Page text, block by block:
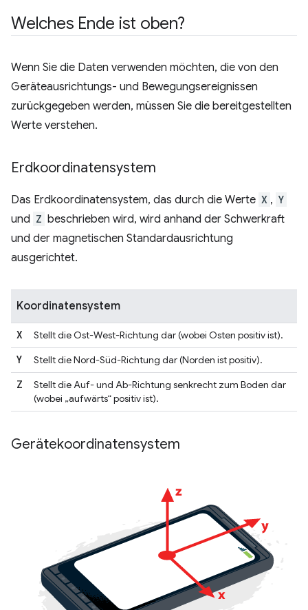
Welches Ende ist oben?
Wenn Sie die Daten verwenden möchten, die von den
Geräteausrichtungs- und Bewegungsereignissen
zurückgegeben werden, müssen Sie die bereitgestellten
Werte verstehen.
Erdkoordinatensystem
Das Erdkoordinatensystem, das durch die Werte X , Y
und Z beschrieben wird, wird anhand der Schwerkraft
und der magnetischen Standardausrichtung
ausgerichtet.
Koordinatensystem
X Stellt die Ost-West-Richtung dar (wobei Osten positiv ist).
Y Stellt die Nord-Süd-Richtung dar (Norden ist positiv).
Z
Stellt die Auf- und Ab-Richtung senkrecht zum Boden dar
(wobei „aufwärts“ positiv ist).
Gerätekoordinatensystem